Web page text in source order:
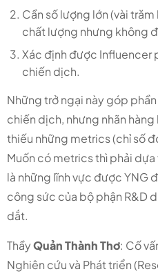
Cần số lượng lớn (vài
chất lượng nhưng không
Xác định được Influencer
chiến dịch.
Những trở ngại này góp
chiến dịch, nhưng nhãn
thiếu những metrics (chỉ số
Muốn có metrics thì phải dựa
là những lĩnh vực được YNG
công sức của bộ phận R&D
dắt.
ThầyQuản Thành Thơ: Cố
Nghiên cứu và Phát triển